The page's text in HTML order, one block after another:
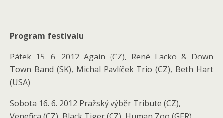
Program festivalu
Pátek 15. 6. 2012 Again (CZ), René Lacko & Down
Town Band (SK), Michal Pavlíček Trio (CZ), Beth Hart
(USA)
Sobota 16. 6. 2012 Pražský výběr Tribute (CZ),